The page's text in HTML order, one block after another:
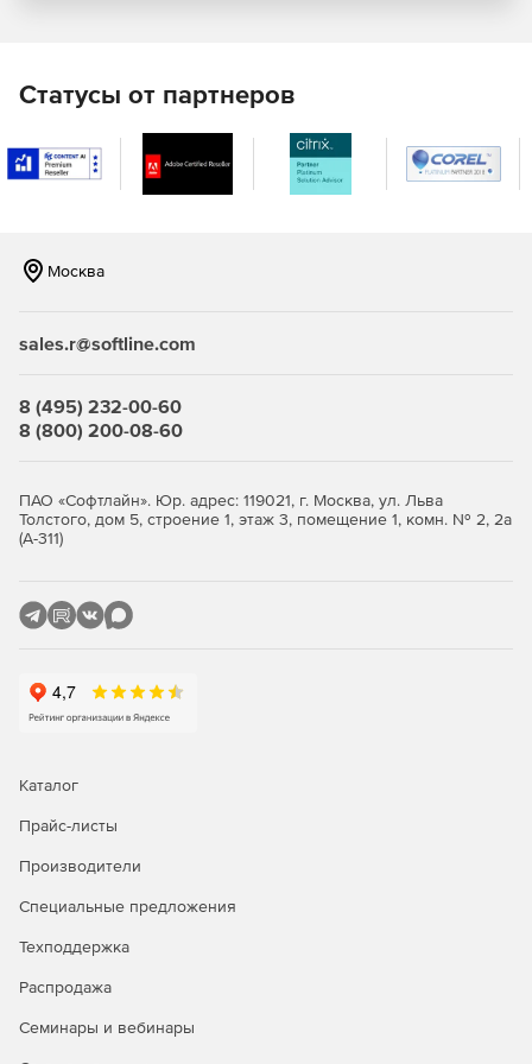
Локальный и удаленный доступ
Коммуникация через Microsoft Outlook при
одновременном доступе к функциям совместной
навигации, опции drag-and-drop, папок, фильтров,
Использование интерфейса WebMail для мобильных
почты и т. д.
календарям через WebMail.
Синхронизация электронной почты, контактов,
календарей и задач за счет поддержки Exchange
Получение мгновенного доступа к релевантным
календарям через устройства BlackBerry и клиентов
Почтовый сервер Axigen гарантирует защищенный
Статусы от партнеров
Москва
sales.r@softline.com
8 (495) 232-00-60
8 (800) 200-08-60
ПАО «Софтлайн». Юр. адрес: 119021, г. Москва, ул. Льва
Толстого, дом 5, строение 1, этаж 3, помещение 1, комн. № 2, 2а
(А-311)
Каталог
Прайс-листы
Производители
Специальные предложения
Техподдержка
Распродажа
Семинары и вебинары